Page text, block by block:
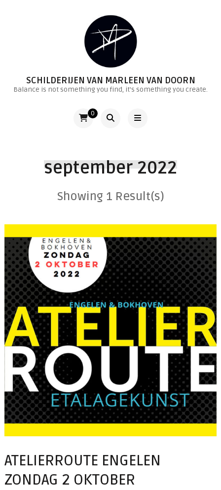
SCHILDERIJEN VAN MARLEEN VAN DOORN
Balance is not something you find, it's something you create.
0
september 2022
Showing 1 Result(s)
ATELIERROUTE ENGELEN
ZONDAG 2 OKTOBER